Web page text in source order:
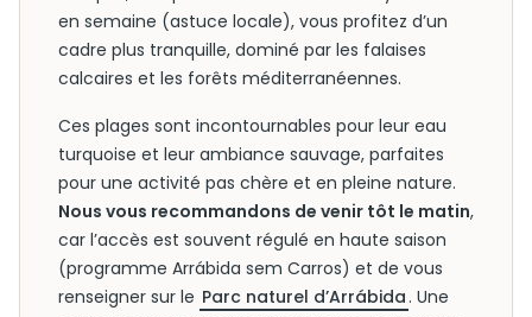
en semaine (astuce locale), vous profitez d’un
cadre plus tranquille, dominé par les falaises
calcaires et les forêts méditerranéennes.
Ces plages sont incontournables pour leur eau
turquoise et leur ambiance sauvage, parfaites
pour une activité pas chère et en pleine nature.
Nous vous recommandons de venir tôt le matin,
car l’accès est souvent régulé en haute saison
(programme Arrábida sem Carros) et de vous
renseigner sur le Parc naturel d’Arrábida . Une